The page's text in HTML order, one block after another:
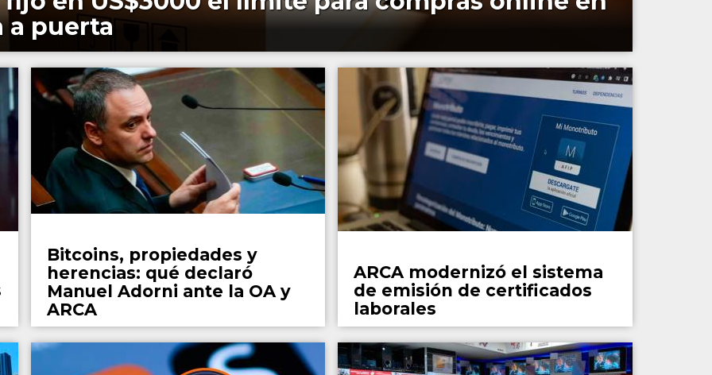
a puerta
Bitcoins, propiedades y
herencias: qué declaró
Manuel Adorni ante la OA y
ARCA
ARCA modernizó el sistema
de emisión de certificados
laborales